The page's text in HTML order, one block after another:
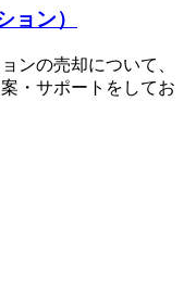
ョン）
ンの売却について、
・サポートをしてお